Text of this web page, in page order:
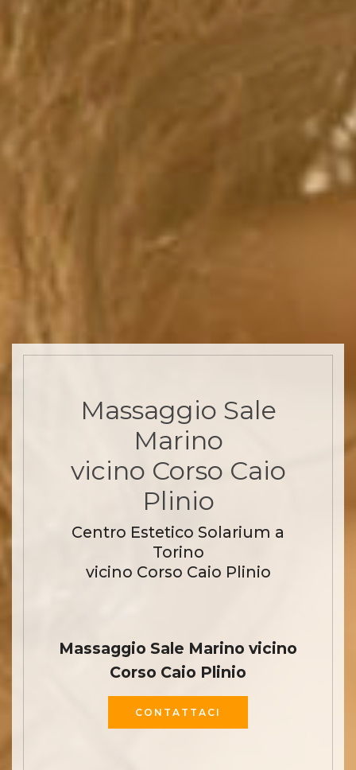
Massaggio Sale
Marino
vicino Corso Caio
Plinio
Centro Estetico Solarium a
Torino
vicino Corso Caio Plinio
Massaggio Sale Marino vicino
Corso Caio Plinio
CONTATTACI